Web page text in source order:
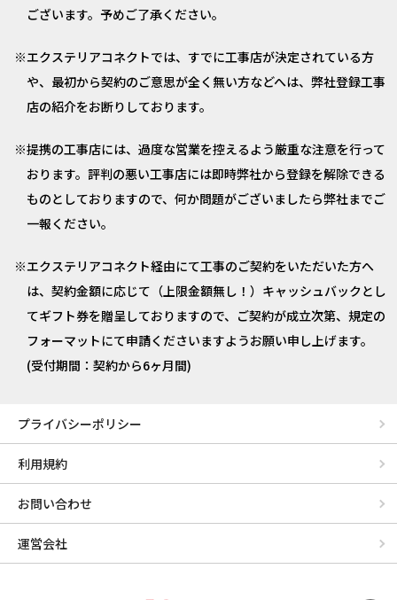
ございます。予めご了承ください。
エクステリアコネクトでは、すでに工事店が決定されている方
や、最初から契約のご意思が全く無い方などへは、弊社登録工事
店の紹介をお断りしております。
提携の工事店には、過度な営業を控えるよう厳重な注意を行って
おります。評判の悪い工事店には即時弊社から登録を解除できる
ものとしておりますので、何か問題がございましたら弊社までご
一報ください。
エクステリアコネクト経由にて工事のご契約をいただいた方へ
は、契約金額に応じて（上限金額無し！）キャッシュバックとし
てギフト券を贈呈しておりますので、ご契約が成立次第、規定の
フォーマットにて申請くださいますようお願い申し上げます。
(受付期間：契約から6ヶ月間)
プライバシーポリシー
利用規約
お問い合わせ
運営会社